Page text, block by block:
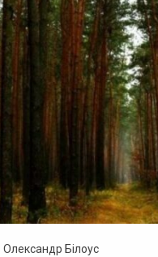
Олександр Білоус